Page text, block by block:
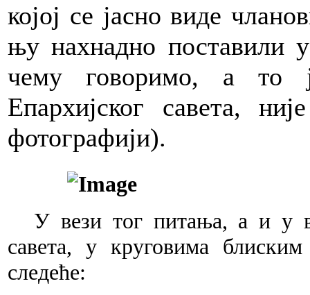
којој се јасно виде
њу нахнадно поставили
чему говоримо, а то
Епархијског савета,
фотографији).
У вези тог питања, а и у
савета, у круговима
следеће: